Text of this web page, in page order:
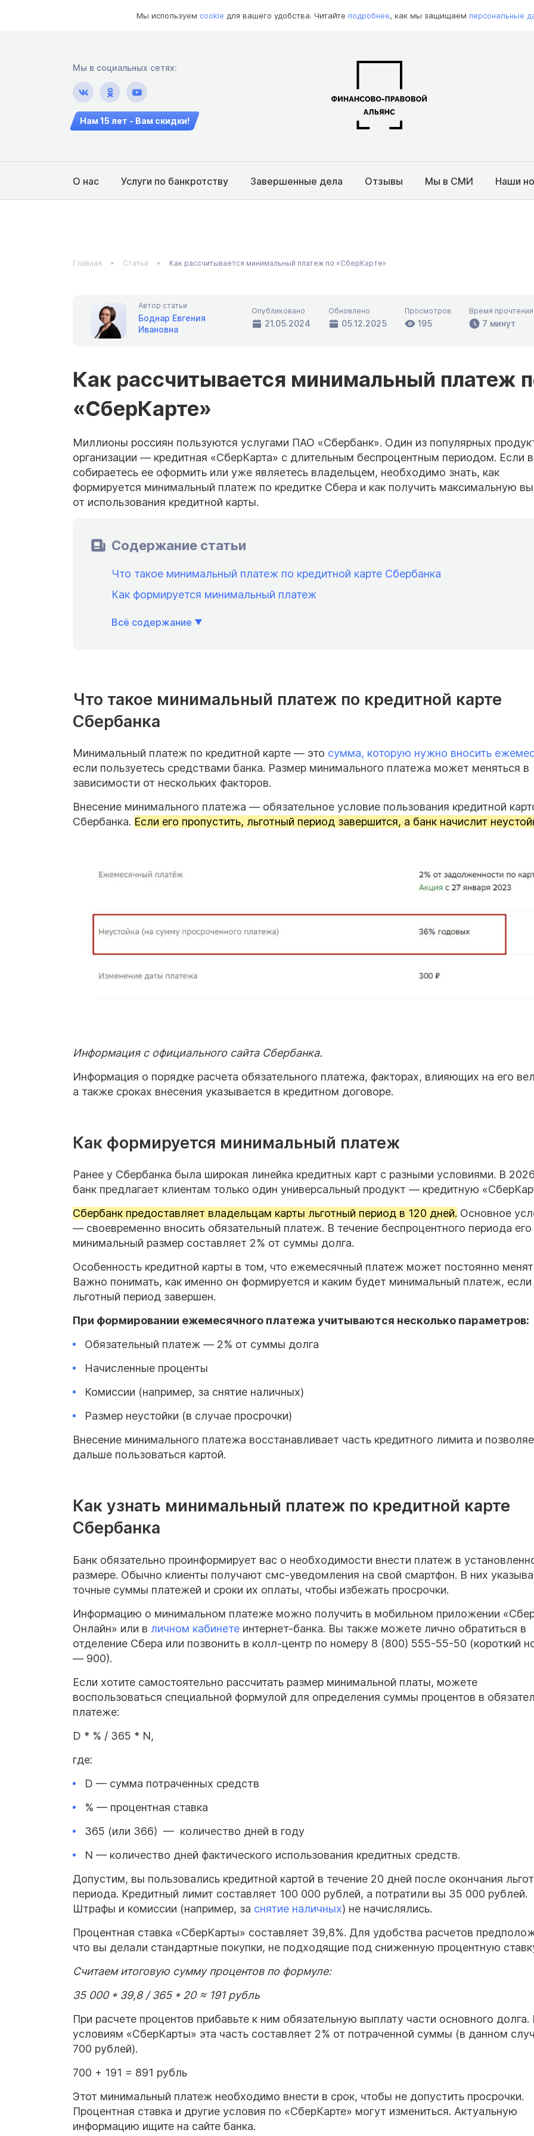
Мы используем cookie для вашего удобства. Читайте подробнее, как мы защищаем персональные
Мы в социальных сетях:
Нам 15 лет - Вам скидки!
О нас Услуги по банкротству Завершенные дела Отзывы Мы в СМИ Наши
Главная Статьи Как рассчитывается минимальный платеж по «СберКарте»
Автор статьи
Боднар Евгения
Ивановна
Опубликовано
21.05.2024
Обновлено
05.12.2025
Просмотров
195
Время прочтения
7 минут
Как рассчитывается минимальный платеж
«СберКарте»
Миллионы россиян пользуются услугами ПАО «Сбербанк». Один из популярных
организации — кредитная «СберКарта» с длительным беспроцентным периодом. Если
собираетесь ее оформить или уже являетесь владельцем, необходимо знать, как
формируется минимальный платеж по кредитке Сбера и как получить максимальную
от использования кредитной карты.
Содержание статьи
Что такое минимальный платеж по кредитной карте Сбербанка
Как формируется минимальный платеж
Всё содержание
Что такое минимальный платеж по кредитной карте
Сбербанка
Минимальный платеж по кредитной карте — это сумма, которую нужно вносить
если пользуетесь средствами банка. Размер минимального платежа может меняться в
зависимости от нескольких факторов.
Внесение минимального платежа — обязательное условие пользования кредитной
Сбербанка. Если его пропустить, льготный период завершится, а банк начислит
Информация с официального сайта Сбербанка.
Информация о порядке расчета обязательного платежа, факторах, влияющих на его
а также сроках внесения указывается в кредитном договоре.
Как формируется минимальный платеж
Ранее у Сбербанка была широкая линейка кредитных карт с разными условиями. В
банк предлагает клиентам только один универсальный продукт — кредитную
Сбербанк предоставляет владельцам карты льготный период в 120 дней. Основное
— своевременно вносить обязательный платеж. В течение беспроцентного периода его
минимальный размер составляет 2% от суммы долга.
Особенность кредитной карты в том, что ежемесячный платеж может постоянно
Важно понимать, как именно он формируется и каким будет минимальный платеж, если
льготный период завершен.
При формировании ежемесячного платежа учитываются несколько параметров:
Обязательный платеж — 2% от суммы долга
Начисленные проценты
Комиссии (например, за снятие наличных)
Размер неустойки (в случае просрочки)
Внесение минимального платежа восстанавливает часть кредитного лимита и
дальше пользоваться картой.
Как узнать минимальный платеж по кредитной карте
Сбербанка
Банк обязательно проинформирует вас о необходимости внести платеж в
размере. Обычно клиенты получают смс-уведомления на свой смартфон. В них
точные суммы платежей и сроки их оплаты, чтобы избежать просрочки.
Информацию о минимальном платеже можно получить в мобильном приложении
Онлайн» или в личном кабинете интернет-банка. Вы также можете лично обратиться в
отделение Сбера или позвонить в колл-центр по номеру 8 (800) 555-55-50 (короткий
— 900).
Если хотите самостоятельно рассчитать размер минимальной платы, можете
воспользоваться специальной формулой для определения суммы процентов в
платеже:
D * % / 365 * N,
где:
D — сумма потраченных средств
% — процентная ставка
365 (или 366) — количество дней в году
N — количество дней фактического использования кредитных средств.
Допустим, вы пользовались кредитной картой в течение 20 дней после окончания
периода. Кредитный лимит составляет 100 000 рублей, а потратили вы 35 000 рублей.
Штрафы и комиссии (например, за снятие наличных) не начислялись.
Процентная ставка «СберКарты» составляет 39,8%. Для удобства расчетов
что вы делали стандартные покупки, не подходящие под сниженную процентную
Считаем итоговую сумму процентов по формуле:
35 000 * 39,8 / 365 * 20 ≈ 191 рубль
При расчете процентов прибавьте к ним обязательную выплату части основного долга.
условиям «СберКарты» эта часть составляет 2% от потраченной суммы (в данном
700 рублей).
700 + 191 = 891 рубль
Этот минимальный платеж необходимо внести в срок, чтобы не допустить просрочки.
Процентная ставка и другие условия по «СберКарте» могут измениться. Актуальную
информацию ищите на сайте банка.